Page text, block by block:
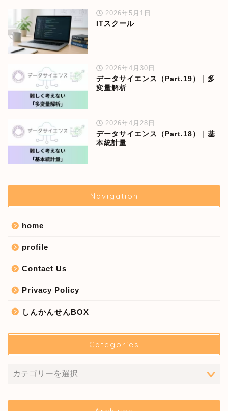
2026年5月1日
ITスクール
2026年4月30日
データサイエンス（Part.19）｜多
変量解析
2026年4月28日
データサイエンス（Part.18）｜基
本統計量
Navigation
home
profile
Contact Us
Privacy Policy
しんかんせんBOX
Categories